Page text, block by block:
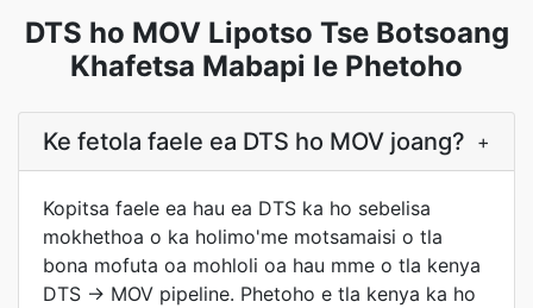
DTS ho MOV Lipotso Tse Botsoang
Khafetsa Mabapi le Phetoho
Ke fetola faele ea DTS ho MOV joang? +
Kopitsa faele ea hau ea DTS ka ho sebelisa
mokhethoa o ka holimo'me motsamaisi o tla
bona mofuta oa mohloli oa hau mme o tla kenya
DTS → MOV pipeline. Phetoho e tla kenya ka ho